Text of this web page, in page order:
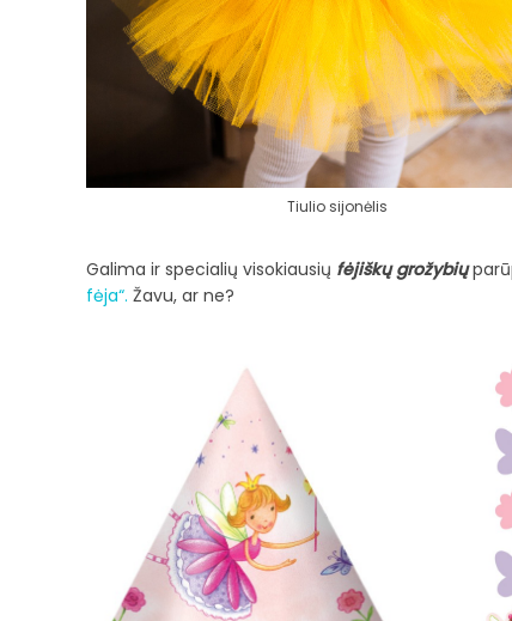
Tiulio sijonėlis
Galima ir specialių visokiausių fėjiškų grožybių
fėja“. Žavu, ar ne?